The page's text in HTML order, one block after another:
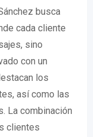
busca
cada cliente
sino
con un
los
así como las
La combinación
clientes